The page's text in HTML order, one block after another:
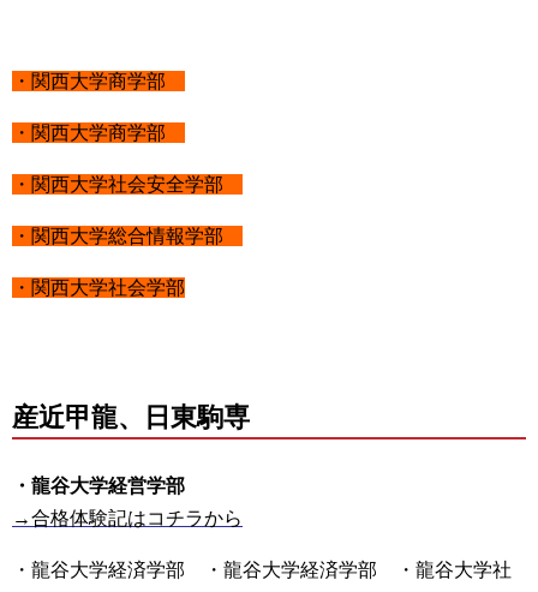
・関西大学商学部
・関西大学商学部
・関西大学社会安全学部
・関西大学総合情報学部
・関西大学社会学部
産近甲龍、日東駒専
・龍谷大学経営学部
→合格体験記はコチラから
・龍谷大学経済学部 ・龍谷大学経済学部 ・龍谷大学社